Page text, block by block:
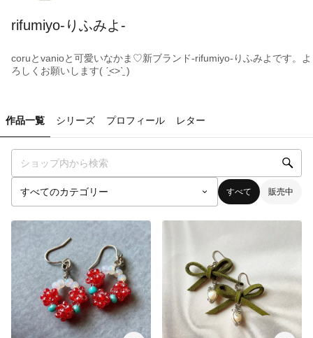
rifumiyo-りふみよ-
coruとvanioと可愛いなかま♡新ブランド-rifumiyo-りふみよです。よ
ろしくお願いします( ˊ̱˂˃ˋ̱ )
作品一覧 シリーズ プロフィール レター
すべて 販売中